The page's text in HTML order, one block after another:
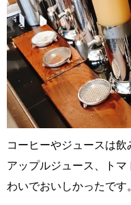
コーヒーやジュースは
アップルジュース、ト
わいでおいしかったです